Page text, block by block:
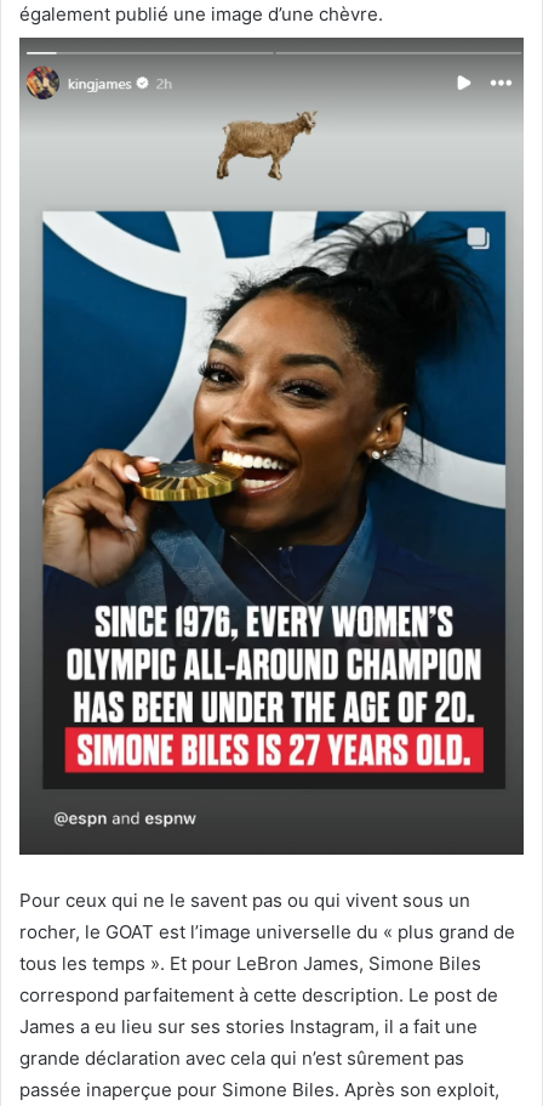
également publié une image d’une chèvre.
Pour ceux qui ne le savent pas ou qui vivent sous un
rocher, le GOAT est l’image universelle du « plus grand de
tous les temps ». Et pour LeBron James, Simone Biles
correspond parfaitement à cette description. Le post de
James a eu lieu sur ses stories Instagram, il a fait une
grande déclaration avec cela qui n’est sûrement pas
passée inaperçue pour Simone Biles. Après son exploit,